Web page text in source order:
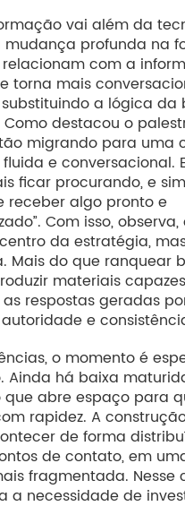
vai além da
mudança profunda na
relacionam com a
torna mais
a lógica da
destacou o
migrando para uma
e conversacional.
ficar procurando, e
receber algo pronto e
Com isso,
da estratégia,
Mais do que ranquear
materiais
respostas geradas
e
o momento é
Ainda há baixa
que abre espaço para
rapidez. A
de forma
de contato, em
fragmentada. Nesse
a necessidade de